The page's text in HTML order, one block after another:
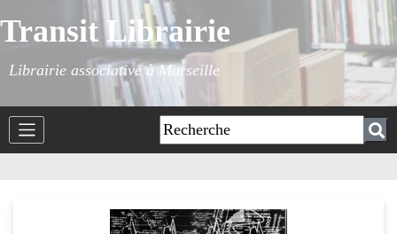
Transit Librairie
Librairie associative à Marseille